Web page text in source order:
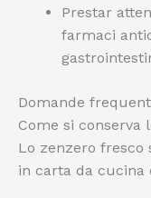
Prestar
farmaci
Domande
Come si conserva
Lo zenzero fresco
in carta da cucina